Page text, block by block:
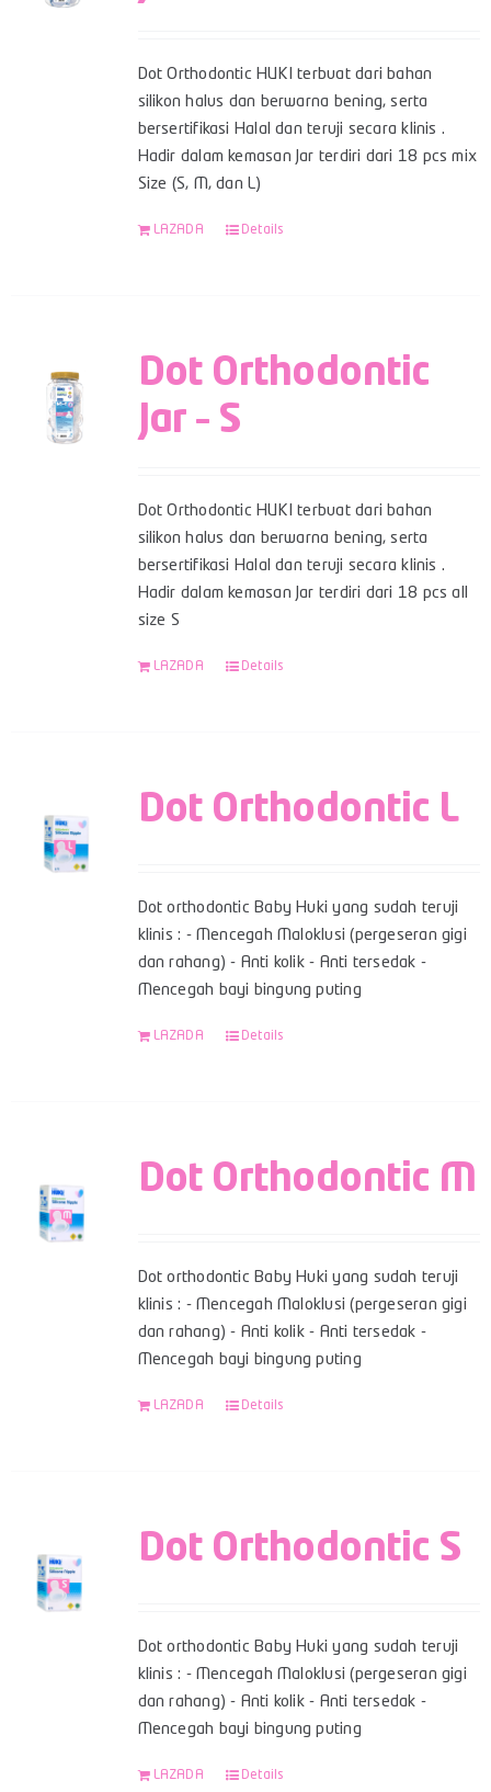
Dot Orthodontic HUKI terbuat dari bahan
silikon halus dan berwarna bening, serta
bersertifikasi Halal dan teruji secara klinis .
Hadir dalam kemasan Jar terdiri dari 18 pcs mix
Size (S, M, dan L)
LAZADA Details
Dot Orthodontic
Jar – S
Dot Orthodontic HUKI terbuat dari bahan
silikon halus dan berwarna bening, serta
bersertifikasi Halal dan teruji secara klinis .
Hadir dalam kemasan Jar terdiri dari 18 pcs all
size S
LAZADA Details
Dot Orthodontic L
Dot orthodontic Baby Huki yang sudah teruji
klinis : - Mencegah Maloklusi (pergeseran gigi
dan rahang) - Anti kolik - Anti tersedak -
Mencegah bayi bingung puting
LAZADA Details
Dot Orthodontic M
Dot orthodontic Baby Huki yang sudah teruji
klinis : - Mencegah Maloklusi (pergeseran gigi
dan rahang) - Anti kolik - Anti tersedak -
Mencegah bayi bingung puting
LAZADA Details
Dot Orthodontic S
Dot orthodontic Baby Huki yang sudah teruji
klinis : - Mencegah Maloklusi (pergeseran gigi
dan rahang) - Anti kolik - Anti tersedak -
Mencegah bayi bingung puting
LAZADA Details